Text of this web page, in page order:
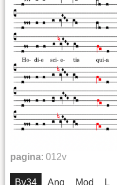
pagina: 012v
Bv34 Ang Mod L